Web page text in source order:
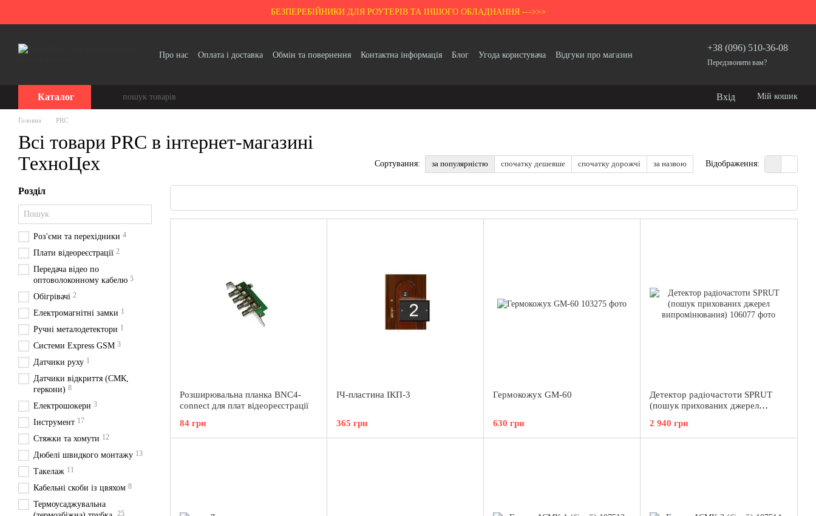
БЕЗПЕРЕБІЙНИКИ ДЛЯ РОУТЕРІВ ТА ІНШОГО ОБЛАДНАННЯ --->>>
Про нас Оплата і доставка Обмін та повернення Контактна інформація Блог Угода користувача
Відгуки про магазин
+38 (096) 510-36-08
Передзвонити вам?
Каталог Вхід Мій кошик
Головна PRC
Всі товари PRC в інтернет-магазині
ТехноЦех
Сортування: за популярністю спочатку дешевше спочатку дорожчі за назвою Відображення:
Розширювальна планка BNC4-
connect для плат відеореєстрації
84 грн
ІЧ-пластина ІКП-3
365 грн
Гермокожух GM-60
630 грн
Детектор радіочастоти SPRUT
(пошук прихованих джерел
2 940 грн
Розділ
Роз'єми та перехідники 4
Плати відеореєстрації 2
Передача відео по
оптоволоконному кабелю 5
Обігрівачі 2
Електромагнітні замки 1
Ручні металодетектори 1
Системи Express GSM 3
Датчики руху 1
Датчики відкриття (СМК,
геркони) 8
Електрошокери 3
Інструмент 17
Стяжки та хомути 12
Дюбелі швидкого монтажу 13
Такелаж 11
Кабельні скоби із цвяхом 8
Термоусаджувальна
25